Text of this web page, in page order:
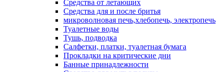
Средства от летающих
Средства для и после бритья
микроволновая печь,хлебопечь, электропечь
Туалетные воды
Тушь, подводка
Салфетки, платки, туалетная бумага
Прокладки на критические дни
Банные принадлежности